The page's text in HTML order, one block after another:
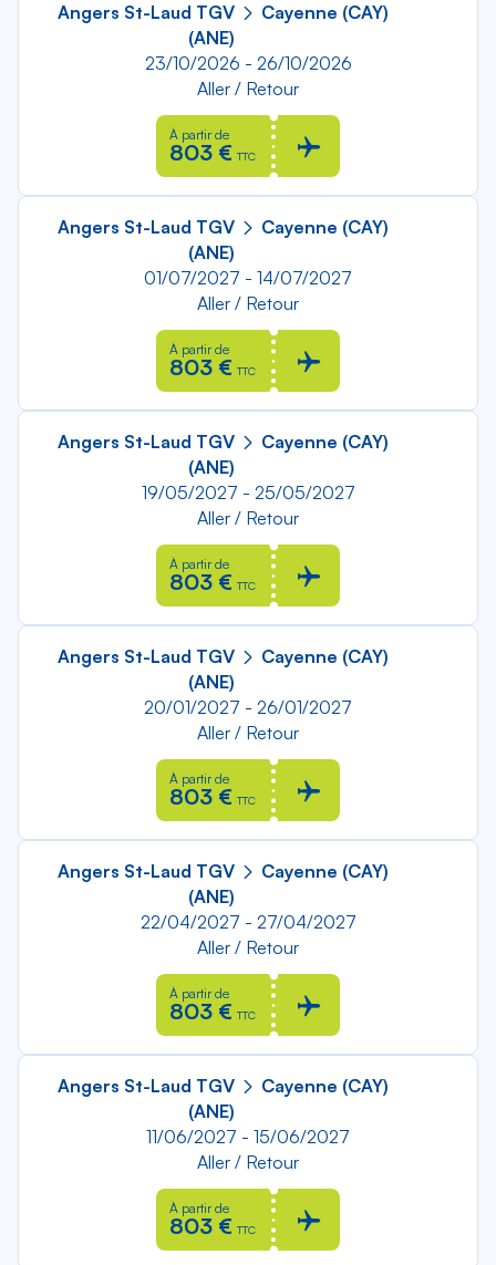
Angers St-Laud TGV
(ANE)
Cayenne (CAY)
23/10/2026 - 26/10/2026
Aller / Retour
À partir de
803 € TTC
Angers St-Laud TGV
(ANE)
Cayenne (CAY)
01/07/2027 - 14/07/2027
Aller / Retour
À partir de
803 € TTC
Angers St-Laud TGV
(ANE)
Cayenne (CAY)
19/05/2027 - 25/05/2027
Aller / Retour
À partir de
803 € TTC
Angers St-Laud TGV
(ANE)
Cayenne (CAY)
20/01/2027 - 26/01/2027
Aller / Retour
À partir de
803 € TTC
Angers St-Laud TGV
(ANE)
Cayenne (CAY)
22/04/2027 - 27/04/2027
Aller / Retour
À partir de
803 € TTC
Angers St-Laud TGV
(ANE)
Cayenne (CAY)
11/06/2027 - 15/06/2027
Aller / Retour
À partir de
803 € TTC